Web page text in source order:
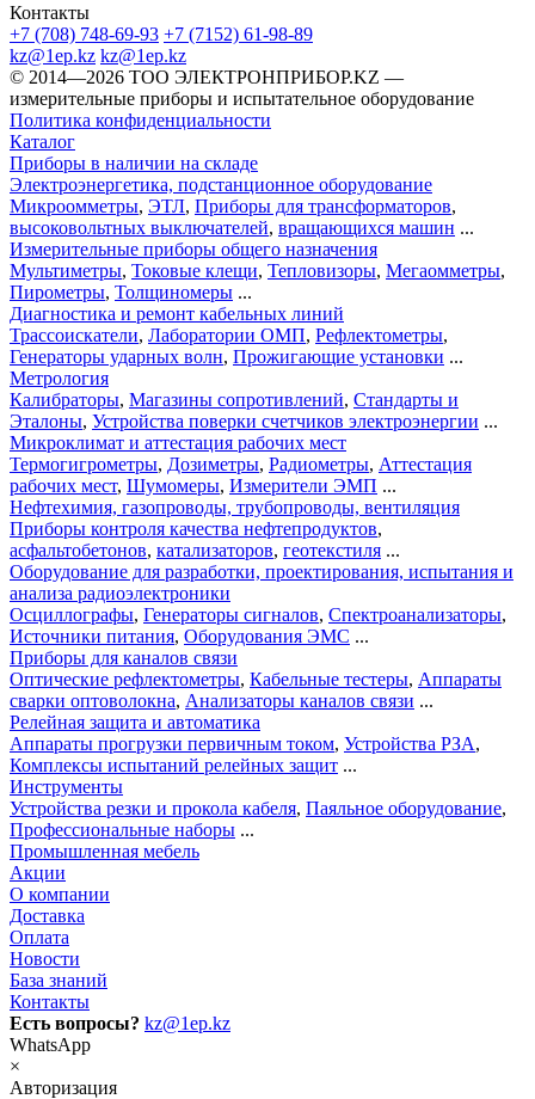
Контакты
+7 (708) 748-69-93 +7 (7152) 61-98-89
kz@1ep.kz kz@1ep.kz
©️ 2014—2026 ТОО ЭЛЕКТРОНПРИБОР.KZ —
измерительные приборы и испытательное оборудование
Политика конфиденциальности
Каталог
Приборы в наличии на складе
Электроэнергетика, подстанционное оборудование
Микроомметры, ЭТЛ, Приборы для трансформаторов,
высоковольтных выключателей, вращающихся машин ...
Измерительные приборы общего назначения
Мультиметры, Токовые клещи, Тепловизоры, Мегаомметры,
Пирометры, Толщиномеры ...
Диагностика и ремонт кабельных линий
Трассоискатели, Лаборатории ОМП, Рефлектометры,
Генераторы ударных волн, Прожигающие установки ...
Метрология
Калибраторы, Магазины сопротивлений, Стандарты и
Эталоны, Устройства поверки счетчиков электроэнергии ...
Микроклимат и аттестация рабочих мест
Термогигрометры, Дозиметры, Радиометры, Аттестация
рабочих мест, Шумомеры, Измерители ЭМП ...
Нефтехимия, газопроводы, трубопроводы, вентиляция
Приборы контроля качества нефтепродуктов,
асфальтобетонов, катализаторов, геотекстиля ...
Оборудование для разработки, проектирования, испытания и
анализа радиоэлектроники
Осциллографы, Генераторы сигналов, Спектроанализаторы,
Источники питания, Оборудования ЭМС ...
Приборы для каналов связи
Оптические рефлектометры, Кабельные тестеры, Аппараты
сварки оптоволокна, Анализаторы каналов связи ...
Релейная защита и автоматика
Аппараты прогрузки первичным током, Устройства РЗА,
Комплексы испытаний релейных защит ...
Инструменты
Устройства резки и прокола кабеля, Паяльное оборудование,
Профессиональные наборы ...
Промышленная мебель
Акции
О компании
Доставка
Оплата
Новости
База знаний
Контакты
Есть вопросы? kz@1ep.kz
WhatsApp
×
Авторизация